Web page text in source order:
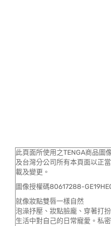
此頁面所使用之TENGA商品圖
及台灣分公司所有本頁面以正
載及變更。
圖像授權碼80617288-
就像妝點雙唇一樣自然
泡澡抒壓、妝點臉龐、穿著打扮
生活中對自己的日常寵愛。私